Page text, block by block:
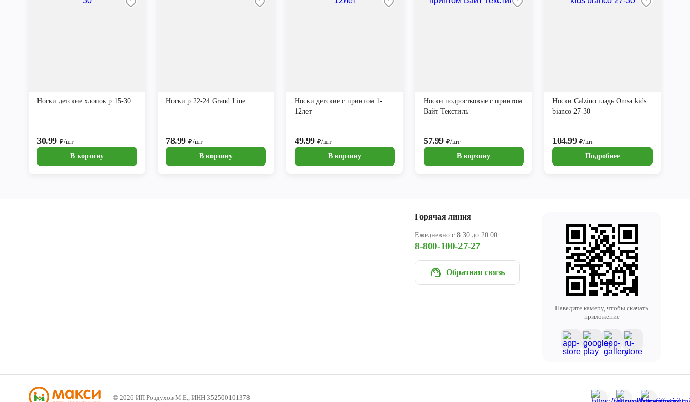
Носки детские хлопок р.15-30
30.99 ₽/шт
В корзину
Носки р.22-24 Grand Line
78.99 ₽/шт
В корзину
Носки детские с принтом 1-
12лет
49.99 ₽/шт
В корзину
Носки подростковые с принтом
Вайт Текстиль
57.99 ₽/шт
В корзину
Носки Calzino гладь Omsa kids
bianco 27-30
104.99₽/шт
Подробнее
Горячая линия
Ежедневно с 8:30 до 20:00
8-800-100-27-27
Обратная связь
Наведите камеру, чтобы скачать
приложение
© 2026 ИП Роздухов М.Е., ИНН 352500101378